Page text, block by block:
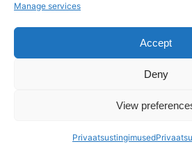
Manage services
Accept
Deny
View
Privaatsustingimused
august 2026
Wordpress | Luzuk | Inseneribüroo